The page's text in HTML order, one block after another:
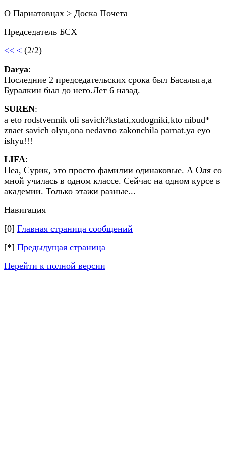
О Парнатовцах > Доска Почета
Председатель БСХ
<< < (2/2)
Darya:
Последние 2 председательских срока был Басалыга,а
Буралкин был до него.Лет 6 назад.
SUREN:
a eto rodstvennik oli savich?kstati,xudogniki,kto nibud*
znaet savich olyu,ona nedavno zakonchila parnat.ya eyo
ishyu!!!
LIFA:
Неа, Сурик, это просто фамилии одинаковые. А Оля со
мной училась в одном классе. Сейчас на одном курсе в
академии. Только этажи разные...
Навигация
[0] Главная страница сообщений
[*] Предыдущая страница
Перейти к полной версии